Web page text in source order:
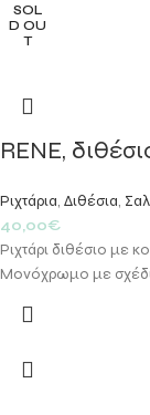
SOL
D OU
T
RENE,
Ριχτάρια, Διθέσια,
40,00€
Ριχτάρι διθέσιο με
Μονόχρωμο με